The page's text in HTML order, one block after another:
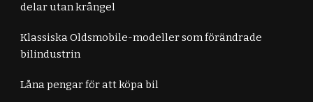
delar utan krångel
Klassiska Oldsmobile-modeller som förändrade
bilindustrin
Låna pengar för att köpa bil